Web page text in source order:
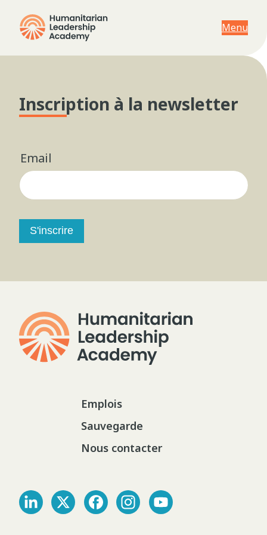
Menu
Inscription à la newsletter
Email
S'inscrire
Emplois
Sauvegarde
Nous contacter